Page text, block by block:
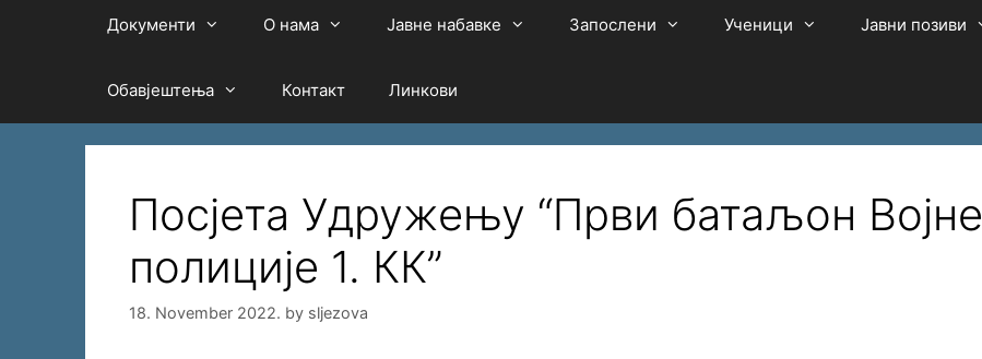
Документи О нама Јавне набавке Запослени Ученици Јавни позиви
Обавјештења Контакт Линкови
Посјета Удружењу “Први батаљон Војне
полиције 1. КК”
18. November 2022. by sljezova